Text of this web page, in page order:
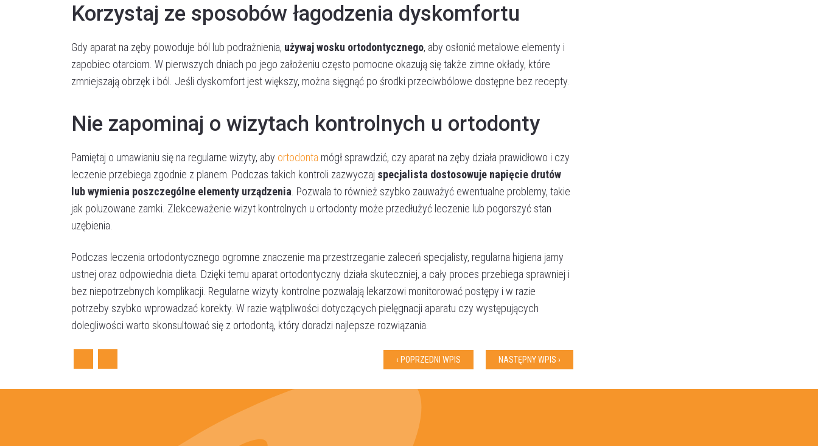
Korzystaj ze sposobów łagodzenia dyskomfortu
Gdy aparat na zęby powoduje ból lub podrażnienia, używaj wosku ortodontycznego, aby osłonić metalowe elementy i
zapobiec otarciom. W pierwszych dniach po jego założeniu często pomocne okazują się także zimne okłady, które
zmniejszają obrzęk i ból. Jeśli dyskomfort jest większy, można sięgnąć po środki przeciwbólowe dostępne bez recepty.
Nie zapominaj o wizytach kontrolnych u ortodonty
Pamiętaj o umawianiu się na regularne wizyty, aby ortodonta mógł sprawdzić, czy aparat na zęby działa prawidłowo i czy
leczenie przebiega zgodnie z planem. Podczas takich kontroli zazwyczaj specjalista dostosowuje napięcie drutów
lub wymienia poszczególne elementy urządzenia . Pozwala to również szybko zauważyć ewentualne problemy, takie
jak poluzowane zamki. Zlekceważenie wizyt kontrolnych u ortodonty może przedłużyć leczenie lub pogorszyć stan
uzębienia.
Podczas leczenia ortodontycznego ogromne znaczenie ma przestrzeganie zaleceń specjalisty, regularna higiena jamy
ustnej oraz odpowiednia dieta. Dzięki temu aparat ortodontyczny działa skuteczniej, a cały proces przebiega sprawniej i
bez niepotrzebnych komplikacji. Regularne wizyty kontrolne pozwalają lekarzowi monitorować postępy i w razie
potrzeby szybko wprowadzać korekty. W razie wątpliwości dotyczących pielęgnacji aparatu czy występujących
dolegliwości warto skonsultować się z ortodontą, który doradzi najlepsze rozwiązania.
‹ POPRZEDNI WPIS NASTĘPNY WPIS ›
Umów wizytę
Akceptujępolitykę prywatności